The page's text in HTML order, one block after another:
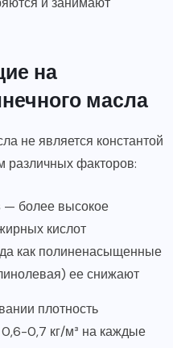
на
масла
не является константой
различных факторов:
— более высокое
кислот
как полиненасыщенные
ее снижают
плотность
0,7 кг/м³ на каждые